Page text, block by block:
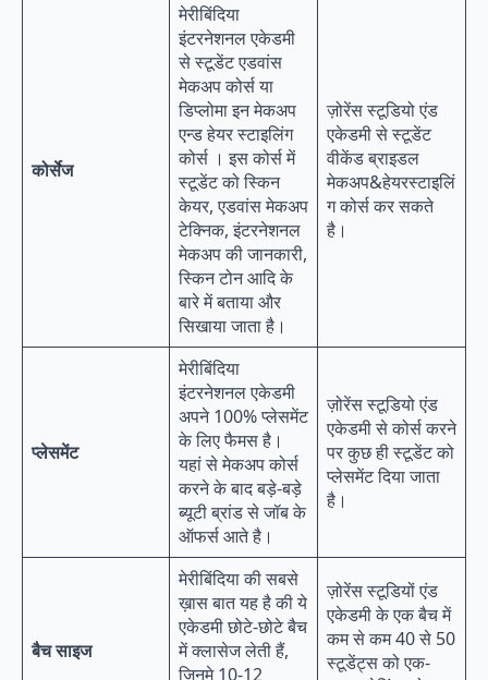
कोर्सेज
मेरीबिंदिया
इंटरनेशनल एकेडमी
से स्टूडेंट एडवांस
मेकअप कोर्स या
डिप्लोमा इन मेकअप
एन्ड हेयर स्टाइलिंग
कोर्स । इस कोर्स में
स्टूडेंट को स्किन
केयर, एडवांस मेकअप
टेक्निक, इंटरनेशनल
मेकअप की जानकारी,
स्किन टोन आदि के
बारे में बताया और
सिखाया जाता है।
ज़ोरेंस स्टूडियो एंड
एकेडमी से स्टूडेंट
वीकेंड ब्राइडल
मेकअप&हेयरस्टाइलिं
ग कोर्स कर सकते
है।
प्लेसमेंट
मेरीबिंदिया
इंटरनेशनल एकेडमी
अपने 100% प्लेसमेंट
के लिए फैमस है।
यहां से मेकअप कोर्स
करने के बाद बड़े-बड़े
ब्यूटी ब्रांड से जॉब के
ऑफर्स आते है।
ज़ोरेंस स्टूडियो एंड
एकेडमी से कोर्स करने
पर कुछ ही स्टूडेंट को
प्लेसमेंट दिया जाता
है।
बैच साइज
मेरीबिंदिया की सबसे
ख़ास बात यह है की ये
एकेडमी छोटे-छोटे बैच
में क्लासेज लेती हैं,
जिनमे 10-12
ज़ोरेंस स्टूडियों एंड
एकेडमी के एक बैच में
कम से कम 40 से 50
स्टूडेंट्स को एक-